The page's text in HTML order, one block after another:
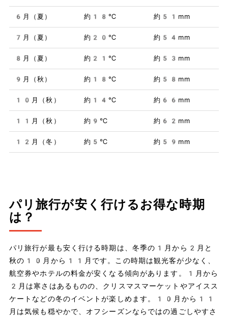
6月（夏） 約18℃ 約51mm
7月（夏） 約20℃ 約54mm
8月（夏） 約21℃ 約53mm
9月（秋） 約18℃ 約58mm
10月（秋） 約14℃ 約66mm
11月（秋） 約9℃ 約62mm
12月（冬） 約5℃ 約59mm
パリ旅行が安く行けるお得な時期
は？
パリ旅行が最も安く行ける時期は、冬季の1月から2月と
秋の10月から11月です。この時期は観光客が少なく、
航空券やホテルの料金が安くなる傾向があります。1月から
2月は寒さはあるものの、クリスマスマーケットやアイスス
ケートなどの冬のイベントが楽しめます。10月から11
月は気候も穏やかで、オフシーズンならではの過ごしやすさ